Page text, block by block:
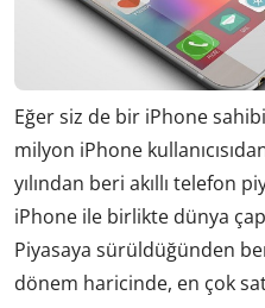
Eğer siz de bir iPhone
milyon iPhone
yılından beri akıllı telefon
iPhone ile birlikte dünya
Piyasaya sürüldüğünden
dönem haricinde, en çok